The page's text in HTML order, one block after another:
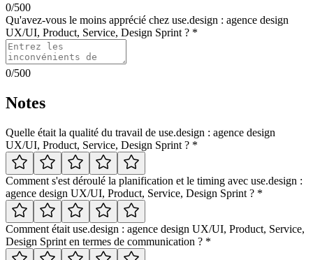
0/500
Qu'avez-vous le moins apprécié chez use.design : agence design
UX/UI, Product, Service, Design Sprint ? *
0/500
Notes
Quelle était la qualité du travail de use.design : agence design
UX/UI, Product, Service, Design Sprint ? *
Comment s'est déroulé la planification et le timing avec use.design :
agence design UX/UI, Product, Service, Design Sprint ? *
Comment était use.design : agence design UX/UI, Product, Service,
Design Sprint en termes de communication ? *